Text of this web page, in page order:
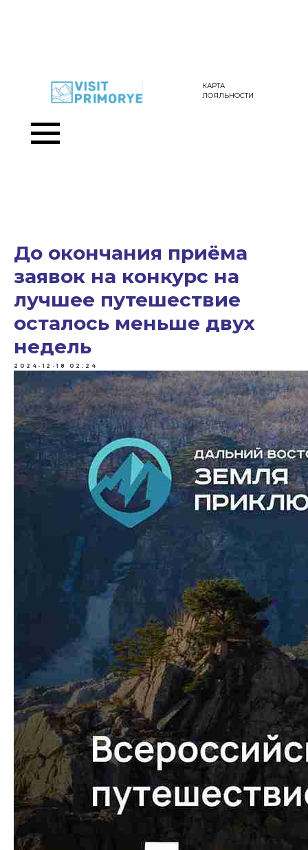
КАРТА
ЛОЯЛЬНОСТИ
До окончания приёма
заявок на конкурс на
лучшее путешествие
осталось меньше двух
недель
2024-12-18 02:24